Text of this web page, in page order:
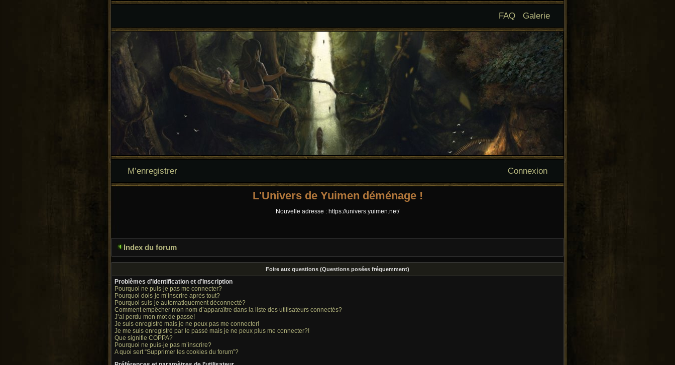
FAQ Galerie
M’enregistrer Connexion
L'Univers de Yuimen déménage !
Nouvelle adresse : https://univers.yuimen.net/
Index du forum
Foire aux questions (Questions posées fréquemment)
Problèmes d’identification et d’inscription
Pourquoi ne puis-je pas me connecter?
Pourquoi dois-je m’inscrire après tout?
Pourquoi suis-je automatiquement déconnecté?
Comment empêcher mon nom d’apparaître dans la liste des utilisateurs connectés?
J’ai perdu mon mot de passe!
Je suis enregistré mais je ne peux pas me connecter!
Je me suis enregistré par le passé mais je ne peux plus me connecter?!
Que signifie COPPA?
Pourquoi ne puis-je pas m’inscrire?
A quoi sert “Supprimer les cookies du forum”?